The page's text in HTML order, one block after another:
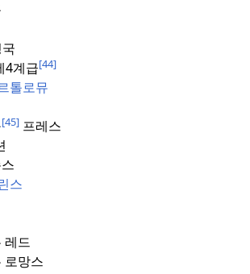
4계급[44]
톨로뮤
[45]프레스
스
레드
로망스